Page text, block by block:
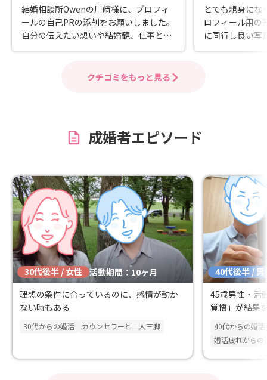
結婚相談所Owenの川﨑様に、プロフィ
ールの自己PRの添削をお願いしました。
​自分の伝えたい想いや結婚観、仕事とラ
イフスタイルのバランスなど、頭の中で
アリングと的確なQ&Aを通して綺麗に言
めてのやり取りから納品まで終始迅速か
作成にお悩みの方に、ぜひおすすめした
いカウンセラー様です。この度は本当に
ありがとうございました！
とても親身にな
ロフィール用の
に同行し良い写
も真剣に考えて
でしまいとても
く一緒に暮ら
べく早く済ま
しています。
入籍や両家顔合
ができてから退
待つだけだとア
たが実際その通
一つ一つを決め
ピーディーに
しかったであ
までアドバイ
した！ 活動を終えて 婚活をしていく中で
の点です。 １
クチコミをもっと見る
成婚者エピソード
30代後半 / 女性 活動期間：10ヶ月
理想の条件に合っているのに、感情が動か
ない時もある
30代からの婚活 カウンセラーと二人三脚
40代後半 / 男
45歳男性・活
覚悟」が結果
40代からの婚活
婚活疲れからの